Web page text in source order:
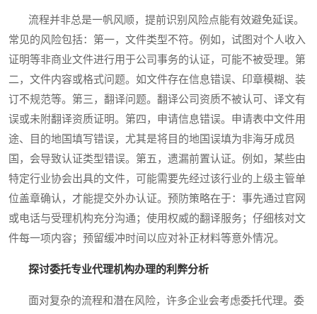
流程并非总是一帆风顺，提前识别风险点能有效避免延误。
常见的风险包括：第一，文件类型不符。例如，试图对个人收入
证明等非商业文件进行用于公司事务的认证，可能不被受理。第
二，文件内容或格式问题。如文件存在信息错误、印章模糊、装
订不规范等。第三，翻译问题。翻译公司资质不被认可、译文有
误或未附翻译资质证明。第四，申请信息错误。申请表中文件用
途、目的地国填写错误，尤其是将目的地国误填为非海牙成员
国，会导致认证类型错误。第五，遗漏前置认证。例如，某些由
特定行业协会出具的文件，可能需要先经过该行业的上级主管单
位盖章确认，才能提交外办认证。预防策略在于：事先通过官网
或电话与受理机构充分沟通；使用权威的翻译服务；仔细核对文
件每一项内容；预留缓冲时间以应对补正材料等意外情况。
探讨委托专业代理机构办理的利弊分析
面对复杂的流程和潜在风险，许多企业会考虑委托代理。委